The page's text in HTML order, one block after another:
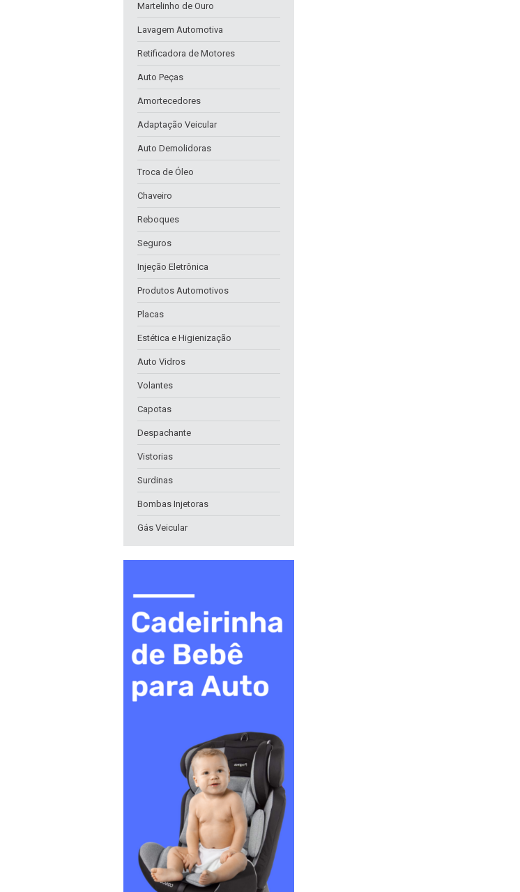
Martelinho de Ouro
Lavagem Automotiva
Retificadora de Motores
Auto Peças
Amortecedores
Adaptação Veicular
Auto Demolidoras
Troca de Óleo
Chaveiro
Reboques
Seguros
Injeção Eletrônica
Produtos Automotivos
Placas
Estética e Higienização
Auto Vidros
Volantes
Capotas
Despachante
Vistorias
Surdinas
Bombas Injetoras
Gás Veicular